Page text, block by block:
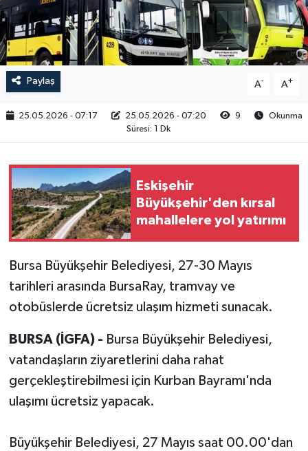
Paylaş A- A+
25.05.2026 - 07:17 25.05.2026 - 07:20 9
Okunma
Süresi: 1 Dk
Eskişehir
Büyükşehir'den kırsal
mahallelere yol yatırımı
Bursa Büyükşehir Belediyesi, 27-30 Mayıs
tarihleri arasında BursaRay, tramvay ve
otobüslerde ücretsiz ulaşım hizmeti sunacak.
BURSA (İGFA) - Bursa Büyükşehir Belediyesi,
vatandaşların ziyaretlerini daha rahat
gerçekleştirebilmesi için Kurban Bayramı'nda
ulaşımı ücretsiz yapacak.
Büyükşehir Belediyesi, 27 Mayıs saat 00.00'dan
RESMİ İLAN